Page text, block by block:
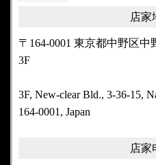
店家
〒164-0001 東京都中野区
3F
3F, New-clear Bld., 3-36-15,
164-0001, Japan
店家